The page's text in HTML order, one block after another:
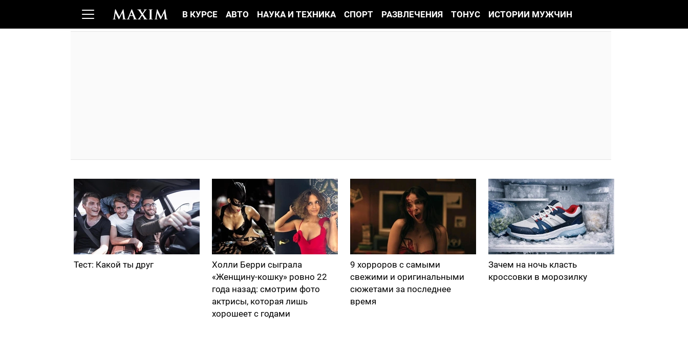
В КУРСЕ АВТО НАУКА И ТЕХНИКА СПОРТ РАЗВЛЕЧЕНИЯ ТОНУС ИСТОРИИ МУЖЧИН
Тест: Какой ты друг
Холли Берри сыграла
«Женщину-кошку» ровно 22
года назад: смотрим фото
актрисы, которая лишь
хорошеет с годами
9 хорроров с самыми
свежими и оригинальными
сюжетами за последнее
время
Зачем на ночь класть
кроссовки в морозилку